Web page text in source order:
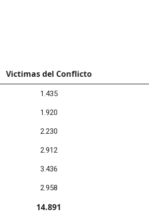
Victimas del Conflicto
1.435
1.920
2.230
2.912
3.436
2.958
14.891